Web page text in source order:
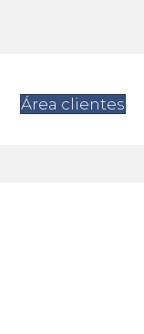
Área clientes